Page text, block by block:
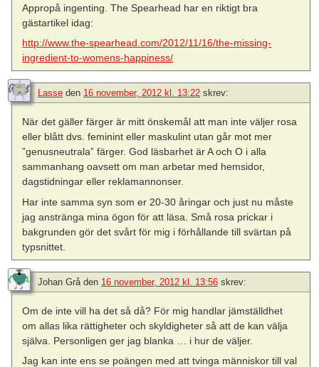
Appropå ingenting. The Spearhead har en riktigt bra
gästartikel idag:
http://www.the-spearhead.com/2012/11/16/the-missing-
ingredient-to-womens-happiness/
Lasse den 16 november, 2012 kl. 13:22 skrev:
När det gäller färger är mitt önskemål att man inte väljer rosa
eller blått dvs. feminint eller maskulint utan går mot mer
”genusneutrala” färger. God läsbarhet är A och O i alla
sammanhang oavsett om man arbetar med hemsidor,
dagstidningar eller reklamannonser.
Har inte samma syn som er 20-30 åringar och just nu måste
jag anstränga mina ögon för att läsa. Små rosa prickar i
bakgrunden gör det svårt för mig i förhållande till svärtan på
typsnittet.
Johan Grå den 16 november, 2012 kl. 13:56 skrev:
Om de inte vill ha det så då? För mig handlar jämställdhet
om allas lika rättigheter och skyldigheter så att de kan välja
själva. Personligen ger jag blanka … i hur de väljer.
Jag kan inte ens se poängen med att tvinga människor till val